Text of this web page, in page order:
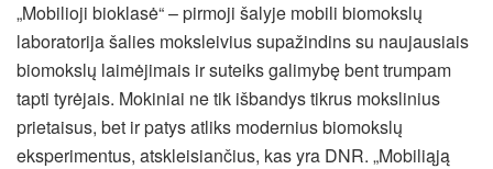
„Mobilioji bioklasė“ – pirmoji šalyje mobili biomokslų
laboratorija šalies moksleivius supažindins su naujausiais
biomokslų laimėjimais ir suteiks galimybę bent trumpam
tapti tyrėjais. Mokiniai ne tik išbandys tikrus mokslinius
prietaisus, bet ir patys atliks modernius biomokslų
eksperimentus, atskleisiančius, kas yra DNR. „Mobiliąją